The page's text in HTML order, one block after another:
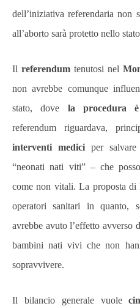
dell’iniziativa referendaria non
all’aborto sarà protetto nello
Ilreferendum tenutosi nel
non avrebbe comunque
stato, dove la procedura è
referendum riguardava,
interventi mediciper
“neonati nati viti” – che
come non vitali. La proposta di
operatori sanitari in quanto,
avrebbe avuto l’effetto avverso
bambini nati vivi che non
sopravvivere.
Il bilancio generale vuole